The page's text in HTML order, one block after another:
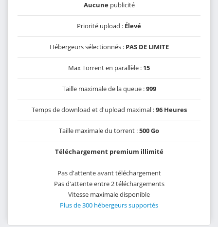
Aucunepublicité
Priorité upload : Élevé
Hébergeurs sélectionnés : PAS DE LIMITE
Max Torrent en parallèle : 15
Taille maximale de la queue :999
Temps de download et d'upload maximal :96 Heures
Taille maximale du torrent :500 Go
Téléchargement premium illimité
Pas d'attente avant téléchargement
Pas d'attente entre 2 téléchargements
Vitesse maximale disponible
Plus de 300 hébergeurs supportés